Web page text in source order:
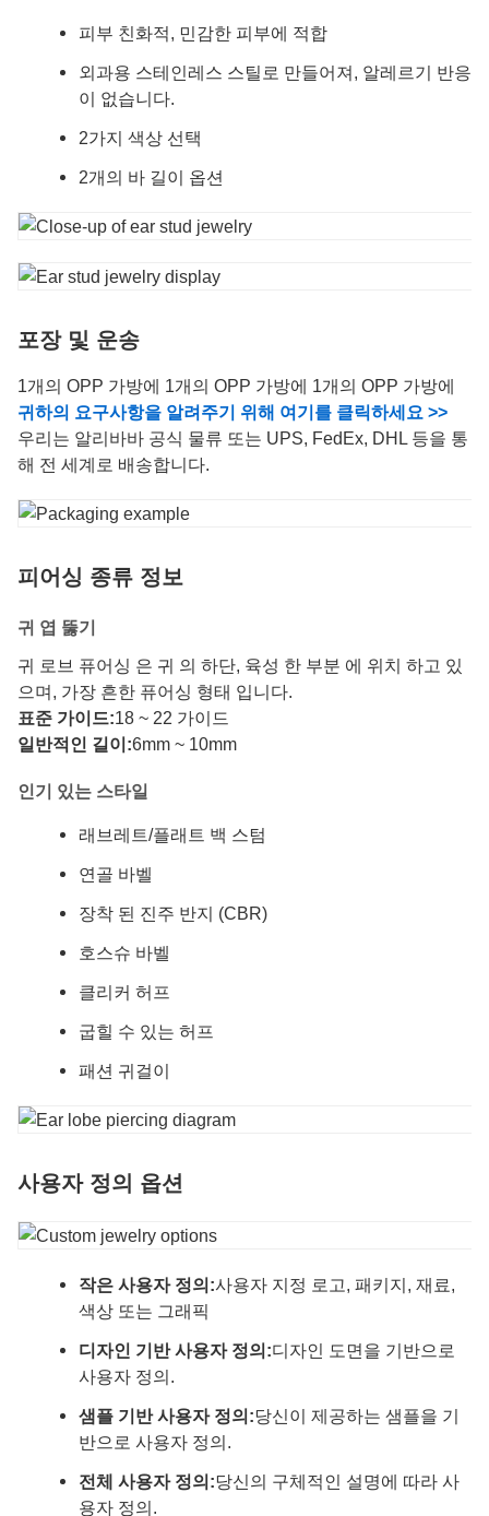
피부 친화적, 민감한 피부에 적합
외과용 스테인레스 스틸로 만들어져, 알레르기 반응
이 없습니다.
2가지 색상 선택
2개의 바 길이 옵션
포장 및 운송
1개의 OPP 가방에 1개의 OPP 가방에 1개의 OPP 가방에
귀하의 요구사항을 알려주기 위해 여기를 클릭하세요 >>
우리는 알리바바 공식 물류 또는 UPS, FedEx, DHL 등을 통
해 전 세계로 배송합니다.
피어싱 종류 정보
귀 엽 뚫기
귀 로브 퓨어싱 은 귀 의 하단, 육성 한 부분 에 위치 하고 있
으며, 가장 흔한 퓨어싱 형태 입니다.
표준 가이드:18 ~ 22 가이드
일반적인 길이:6mm ~ 10mm
인기 있는 스타일
래브레트/플래트 백 스텀
연골 바벨
장착 된 진주 반지 (CBR)
호스슈 바벨
클리커 허프
굽힐 수 있는 허프
패션 귀걸이
사용자 정의 옵션
작은 사용자 정의:사용자 지정 로고, 패키지, 재료,
색상 또는 그래픽
디자인 기반 사용자 정의:디자인 도면을 기반으로
사용자 정의.
샘플 기반 사용자 정의:당신이 제공하는 샘플을 기
반으로 사용자 정의.
전체 사용자 정의:당신의 구체적인 설명에 따라 사
용자 정의.